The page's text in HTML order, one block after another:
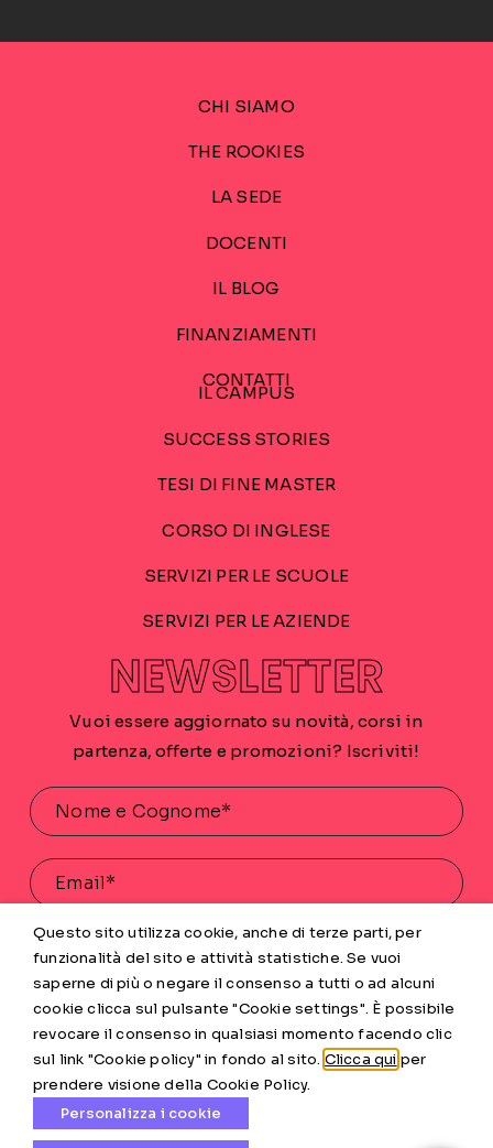
CHI SIAMO
THE ROOKIES
LA SEDE
DOCENTI
IL BLOG
FINANZIAMENTI
CONTATTI
IL CAMPUS
SUCCESS STORIES
TESI DI FINE MASTER
CORSO DI INGLESE
SERVIZI PER LE SCUOLE
SERVIZI PER LE AZIENDE
NEWSLETTER
Vuoi essere aggiornato su novità, corsi in
partenza, offerte e promozioni? Iscriviti!
Acconsento al trattamento dei miei dati personali
INVIA
Questo sito utilizza cookie, anche di terze parti, per
funzionalità del sito e attività statistiche. Se vuoi
saperne di più o negare il consenso a tutti o ad alcuni
cookie clicca sul pulsante "Cookie settings". È possibile
revocare il consenso in qualsiasi momento facendo clic
sul link "Cookie policy" in fondo al sito. Clicca qui per
prendere visione della Cookie Policy.
Personalizza i cookie